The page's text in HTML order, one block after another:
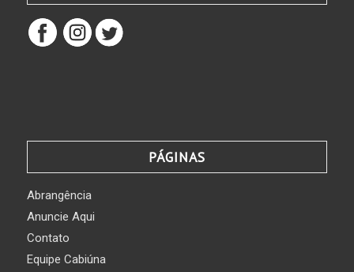
PÁGINAS
Abrangência
Anuncie Aqui
Contato
Equipe Cabiúna